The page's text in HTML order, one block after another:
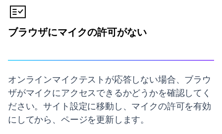
ブラウザにマイクの許可がない
オンラインマイクテストが応答しない場合、ブラウ
ザがマイクにアクセスできるかどうかを確認してく
ださい。サイト設定に移動し、マイクの許可を有効
にしてから、ページを更新します。